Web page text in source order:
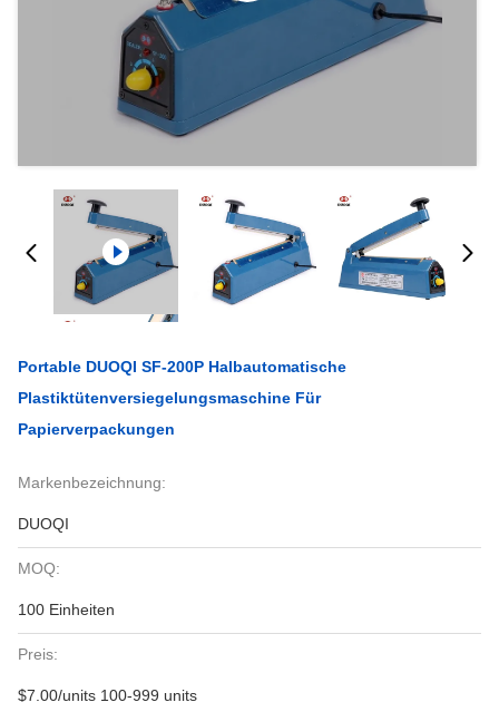
Portable DUOQI SF-200P Halbautomatische
Plastiktütenversiegelungsmaschine Für
Papierverpackungen
Markenbezeichnung:
DUOQI
MOQ:
100 Einheiten
Preis:
$7.00/units 100-999 units